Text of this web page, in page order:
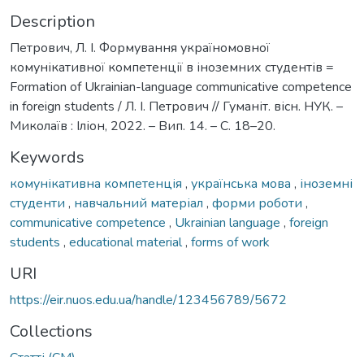
Description
Петрович, Л. І. Формування україномовної
комунікативної компетенції в іноземних студентів =
Formation of Ukrainian-language communicative competence
in foreign students / Л. І. Петрович // Гуманіт. вісн. НУК. –
Миколаїв : Іліон, 2022. – Вип. 14. – С. 18–20.
Keywords
комунікативна компетенція , українська мова , іноземні
студенти , навчальний матеріал , форми роботи ,
communicative competence , Ukrainian language , foreign
students , educational material, forms of work
URI
https://eir.nuos.edu.ua/handle/123456789/5672
Collections